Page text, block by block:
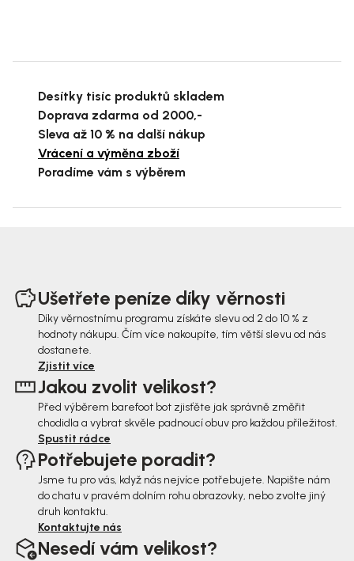
Desítky tisíc produktů skladem
Doprava zdarma od 2000,-
Sleva až 10 % na další nákup
Vrácení a výměna zboží
Poradíme vám s výběrem
Ušetřete peníze díky věrnosti
Díky věrnostnímu programu získáte slevu od 2 do 10 % z
hodnoty nákupu. Čím více nakoupíte, tím větší slevu od nás
dostanete.
Zjistit více
Jakou zvolit velikost?
Před výběrem barefoot bot zjisťěte jak správně změřit
chodidla a vybrat skvěle padnoucí obuv pro každou příležitost.
Spustit rádce
Potřebujete poradit?
Jsme tu pro vás, když nás nejvíce potřebujete. Napište nám
do chatu v pravém dolním rohu obrazovky, nebo zvolte jiný
druh kontaktu.
Kontaktujte nás
Nesedí vám velikost?